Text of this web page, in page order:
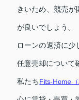
きいため、競売が
が良いでしょう。
ローンの返済に少
任意売却について
私たちFits-Home